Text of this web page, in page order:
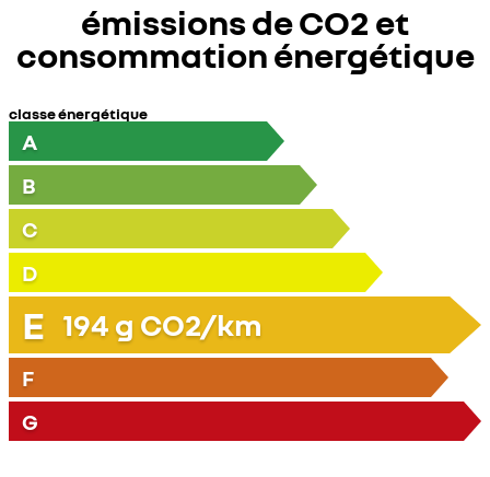
émissions de CO2 et
consommation énergétique
classe énergétique
A
B
C
D
E 194 g CO2/km
F
G